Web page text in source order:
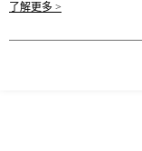
之 Cookie 聲明使用 cookie。
了解更多 >